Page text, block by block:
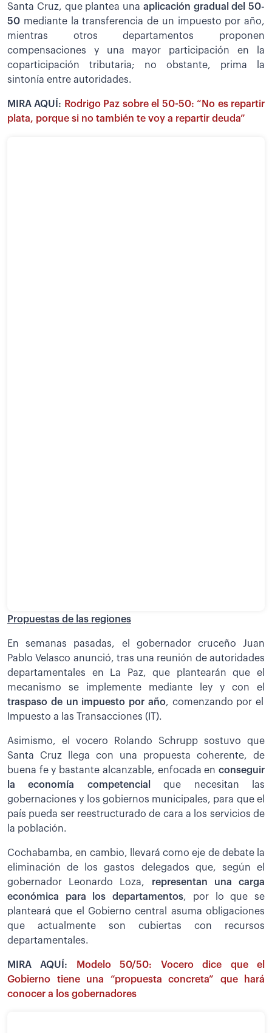
Santa Cruz, que plantea una aplicación gradual del 50-
50 mediante la transferencia de un impuesto por año,
mientras otros departamentos proponen
compensaciones y una mayor participación en la
coparticipación tributaria; no obstante, prima la
sintonía entre autoridades.
MIRA AQUÍ: Rodrigo Paz sobre el 50-50: “No es repartir
plata, porque si no también te voy a repartir deuda”
Propuestas de las regiones
En semanas pasadas, el gobernador cruceño Juan
Pablo Velasco anunció, tras una reunión de autoridades
departamentales en La Paz, que plantearán que el
mecanismo se implemente mediante ley y con el
traspaso de un impuesto por año, comenzando por el
Impuesto a las Transacciones (IT).
Asimismo, el vocero Rolando Schrupp sostuvo que
Santa Cruz llega con una propuesta coherente, de
buena fe y bastante alcanzable, enfocada en conseguir
la economía competencialque necesitan las
gobernaciones y los gobiernos municipales, para que el
país pueda ser reestructurado de cara a los servicios de
la población.
Cochabamba, en cambio, llevará como eje de debate la
eliminación de los gastos delegados que, según el
gobernador Leonardo Loza, representan una carga
económica para los departamentos, por lo que se
planteará que el Gobierno central asuma obligaciones
que actualmente son cubiertas con recursos
departamentales.
MIRA AQUÍ:
Modelo 50/50: Vocero dice que el
Gobierno tiene una “propuesta concreta” que hará
conocer a los gobernadores